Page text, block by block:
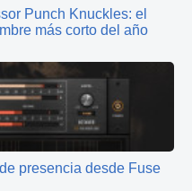
Punch Knuckles: el
más corto del año
presencia desde Fuse